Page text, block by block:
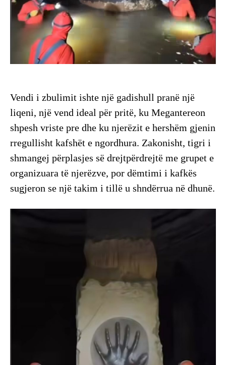
Vendi i zbulimit ishte një gadishull pranë një
liqeni, një vend ideal për pritë, ku Megantereon
shpesh vriste pre dhe ku njerëzit e hershëm gjenin
rregullisht kafshët e ngordhura. Zakonisht, tigri i
shmangej përplasjes së drejtpërdrejtë me grupet e
organizuara të njerëzve, por dëmtimi i kafkës
sugjeron se një takim i tillë u shndërrua në dhunë.